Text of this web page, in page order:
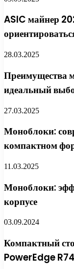
ASIC майнер
28.03.2025
Преимущества
идеальный
27.03.2025
Моноблоки:
компактном
11.03.2025
Моноблоки:
корпусе
03.09.2024
Компактный
PowerEdge